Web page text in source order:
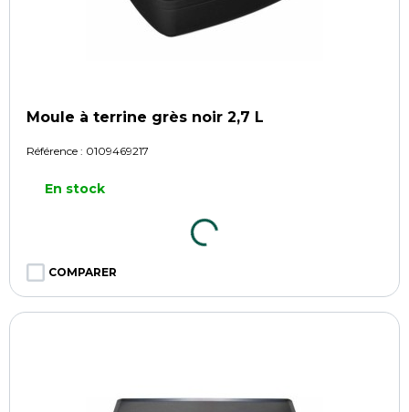
Moule à terrine grès noir 2,7 L
Référence : 0109469217
En stock
COMPARER